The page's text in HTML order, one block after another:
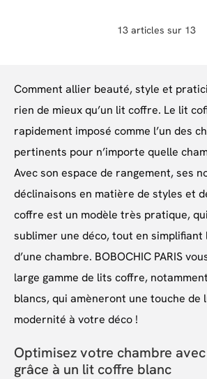
13 articles sur 13
Comment allier beauté, style et
rien de mieux qu’un lit coffre. Le lit
rapidement imposé comme l’un des
pertinents pour n’importe quelle
Avec son espace de rangement, ses
déclinaisons en matière de styles et
coffre est un modèle très pratique,
sublimer une déco, tout en simplifiant
d’une chambre. BOBOCHIC PARIS
large gamme de lits coffre,
blancs, qui amèneront une touche de
modernité à votre déco !
Optimisez votre chambre
grâce à un lit coffre blanc